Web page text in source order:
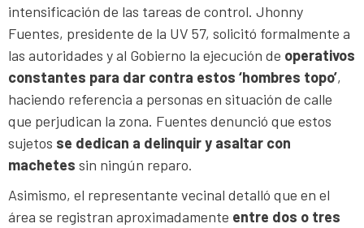
intensificación de las tareas de control. Jhonny
Fuentes, presidente de la UV 57, solicitó formalmente a
las autoridades y al Gobierno la ejecución de operativos
constantes para dar contra estos ‘hombres topo’,
haciendo referencia a personas en situación de calle
que perjudican la zona. Fuentes denunció que estos
sujetos se dedican a delinquir y asaltar con
machetes sin ningún reparo.
Asimismo, el representante vecinal detalló que en el
área se registran aproximadamente entre dos o tres